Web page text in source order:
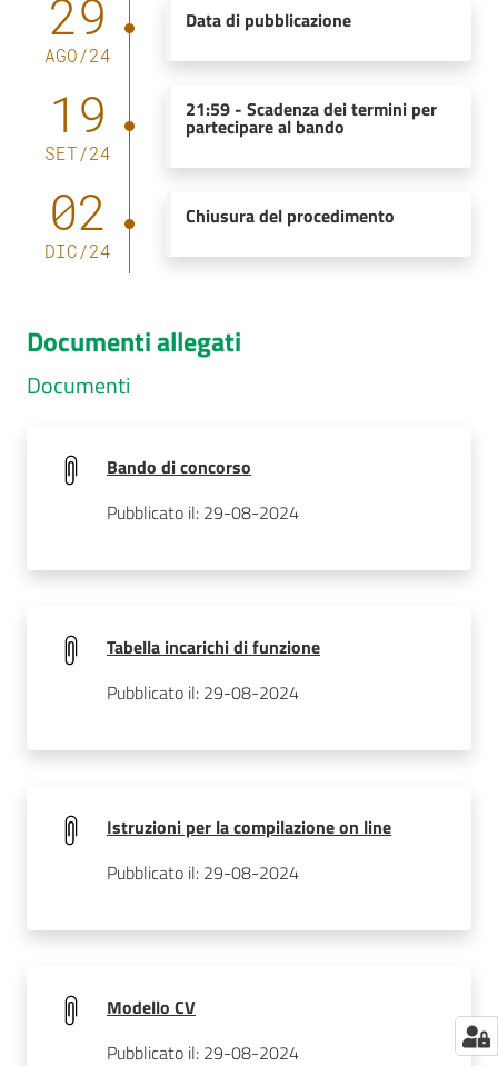
29
AGO/24
Data di pubblicazione
19
SET/24
21:59- Scadenza dei termini per
partecipare al bando
02
DIC/24
Chiusura del procedimento
Documenti allegati
Documenti
Bando di concorso
Pubblicato il: 29-08-2024
Tabella incarichi di funzione
Pubblicato il: 29-08-2024
Istruzioni per la compilazione on line
Pubblicato il: 29-08-2024
Modello CV
Pubblicato il: 29-08-2024